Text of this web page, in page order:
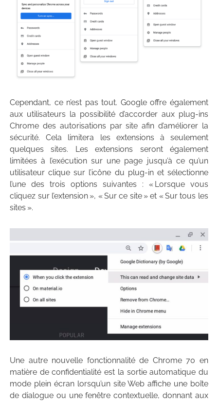
Cependant, ce n’est pas tout. Google offre également
aux utilisateurs la possibilité d’accorder aux plug-ins
Chrome des autorisations par site afin d’améliorer la
sécurité. Cela limitera les extensions à seulement
quelques sites. Les extensions seront également
limitées à l’exécution sur une page jusqu’à ce qu’un
utilisateur clique sur l’icône du plug-in et sélectionne
l’une des trois options suivantes : « Lorsque vous
cliquez sur l’extension », « Sur ce site » et « Sur tous les
sites ».
Une autre nouvelle fonctionnalité de Chrome 70 en
matière de confidentialité est la sortie automatique du
mode plein écran lorsqu’un site Web affiche une boîte
de dialogue ou une fenêtre contextuelle, donnant aux